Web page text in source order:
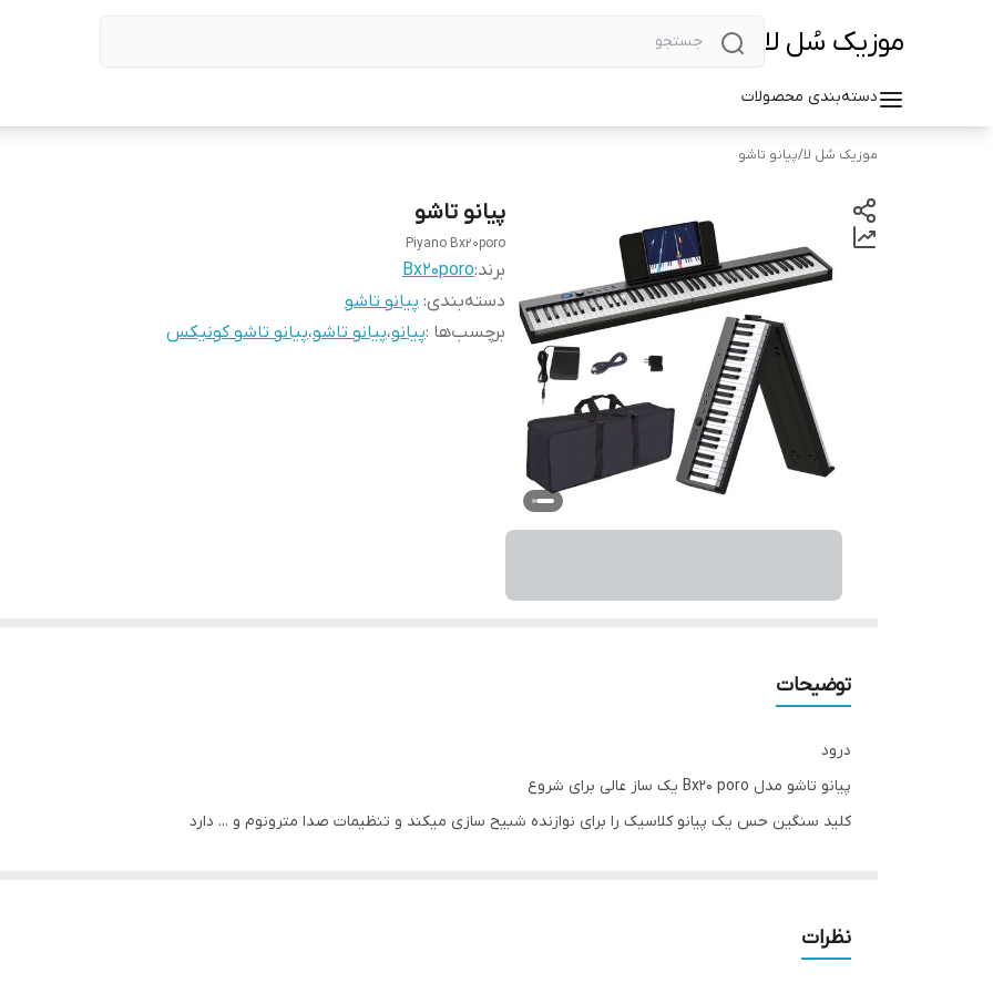
موزیک سُل لا
دسته‌بندی محصولات
موزیک سُل لا/پیانو تاشو
پیانو تاشو
Piyano Bx20poro
برند:Bx20poro
دسته‌بندی: پیانو تاشو
برچسب‌ها :پیانو،پیانو تاشو،پیانو تاشو کونیکس
توضیحات
درود
پیانو تاشو مدل Bx20 poro یک ساز عالی برای شروع
کلید سنگین حس یک پیانو کلاسیک را برای نوازنده شبیح سازی میکند و تنظیمات صدا مترونوم و ... دارد
برای اطلاعات بیشتر و سفارش میتوانید مستقیم با فروشگاه ارتباط برقرار کنید ۰۹۰۳۹۸۶۹۰۰۵
نظرات